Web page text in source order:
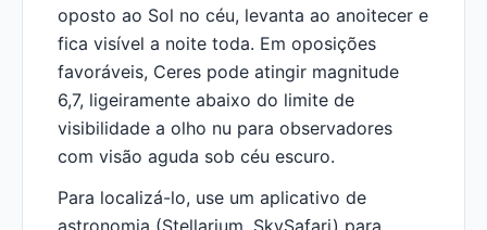
oposto ao Sol no céu, levanta ao anoitecer e
fica visível a noite toda. Em oposições
favoráveis, Ceres pode atingir magnitude
6,7, ligeiramente abaixo do limite de
visibilidade a olho nu para observadores
com visão aguda sob céu escuro.
Para localizá-lo, use um aplicativo de
astronomia (Stellarium, SkySafari) para